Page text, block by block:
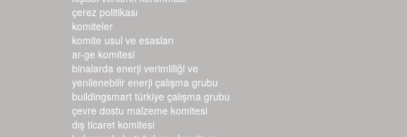
çerez politikası
komiteler
komite usul ve esasları
ar-ge komitesi
binalarda enerji verimliliği ve
yenilenebilir enerji çalışma grubu
buildingsmart türkiye çalışma grubu
çevre dostu malzeme komitesi
dış ticaret komitesi